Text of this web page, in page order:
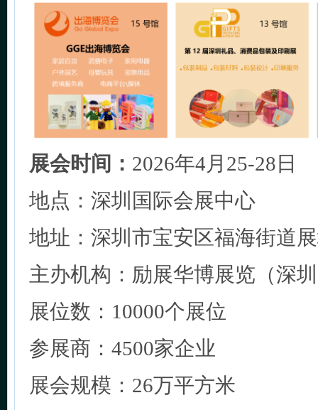
展会时间： 2026年4月25-28日
地点：深圳国际会展中心
地址：深圳市宝安区福海街道
主办机构：励展华博展览（深
展位数：10000个展位
参展商：4500家企业
展会规模：26万平方米